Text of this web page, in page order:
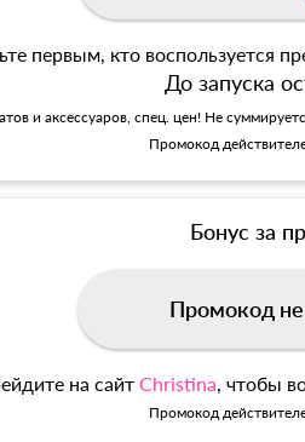
первым, кто воспользуется
До запуска
и аксессуаров, спец. цен! Не
Промокод
Бонус за
Промокод
на сайт Christina , чтобы
Промокод